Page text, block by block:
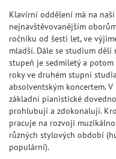
Klavírní oddělení má na
nejnavštěvovanějším
ročníku od šesti let, ve
mladší. Dále se studium dělí
stupeň je sedmiletý a
roky ve druhém stupni
absolventským koncertem.
základní pianistické
prohlubují a zdokonalují.
pracuje na rozvoji
různých stylových období
populární).